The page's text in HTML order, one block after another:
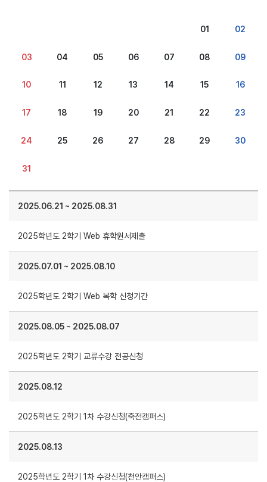
01 02
03 04 05 06 07 08 09
10 11 12 13 14 15 16
17 18 19 20 21 22 23
24 25 26 27 28 29 30
31
2025.06.21 ~ 2025.08.31
2025학년도 2학기 Web 휴학원서제출
2025.07.01 ~ 2025.08.10
2025학년도 2학기 Web 복학 신청기간
2025.08.05 ~ 2025.08.07
2025학년도 2학기 교류수강 전공신청
2025.08.12
2025학년도 2학기 1차 수강신청(죽전캠퍼스)
2025.08.13
2025학년도 2학기 1차 수강신청(천안캠퍼스)